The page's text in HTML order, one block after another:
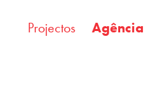
Projectos Agência